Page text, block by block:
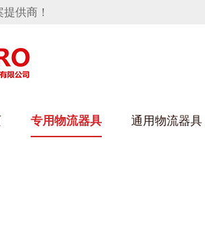
商！
专用物流器具
APP安装下载进入架 通用物流器具